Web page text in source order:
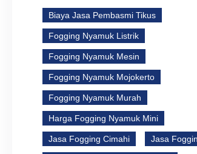
Biaya Jasa Pembasmi Tikus
Fogging Nyamuk Listrik
Fogging Nyamuk Mesin
Fogging Nyamuk Mojokerto
Fogging Nyamuk Murah
Harga Fogging Nyamuk Mini
Jasa Fogging Cimahi Jasa